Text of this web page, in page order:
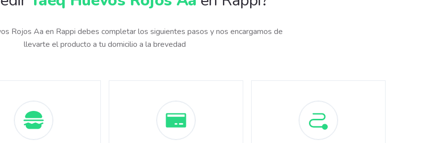
Rojos Aa en Rappi debes completar los siguientes pasos y nos encargamos de
llevarte el producto a tu domicilio a la brevedad